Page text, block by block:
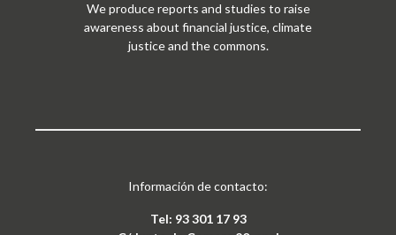
We produce reports and studies to raise
awareness about financial justice, climate
justice and the commons.
Información de contacto:
Tel: 93 301 17 93